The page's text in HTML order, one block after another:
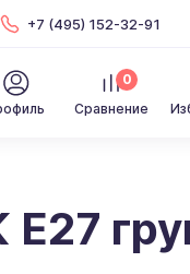
+7 (495) 152-32-91
Сравнение
0